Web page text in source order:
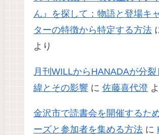
ん』を探して：物語と登場キ
ターの特徴から特定する方法
より
月刊WILLからHANADAが分裂
緯とその影響 に 佐藤喜代澄
金沢市で読書会を開催するた
ーズと参加者を集める方法 に